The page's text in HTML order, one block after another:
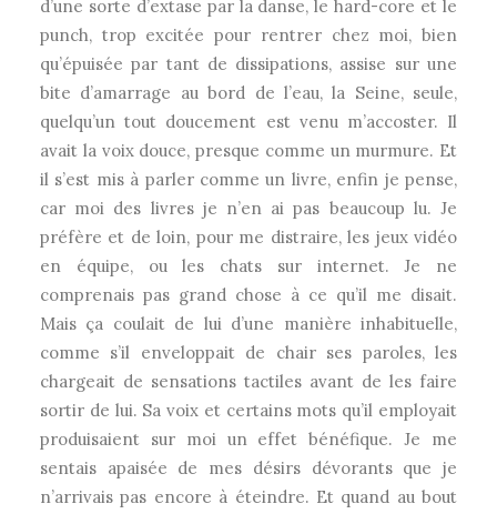
d’une sorte d’extase par la danse, le hard-core et le
punch, trop excitée pour rentrer chez moi, bien
qu’épuisée par tant de dissipations, assise sur une
bite d’amarrage au bord de l’eau, la Seine, seule,
quelqu’un tout doucement est venu m’accoster. Il
avait la voix douce, presque comme un murmure. Et
il s’est mis à parler comme un livre, enfin je pense,
car moi des livres je n’en ai pas beaucoup lu. Je
préfère et de loin, pour me distraire, les jeux vidéo
en équipe, ou les chats sur internet. Je ne
comprenais pas grand chose à ce qu’il me disait.
Mais ça coulait de lui d’une manière inhabituelle,
comme s’il enveloppait de chair ses paroles, les
chargeait de sensations tactiles avant de les faire
sortir de lui. Sa voix et certains mots qu’il employait
produisaient sur moi un effet bénéfique. Je me
sentais apaisée de mes désirs dévorants que je
n’arrivais pas encore à éteindre. Et quand au bout